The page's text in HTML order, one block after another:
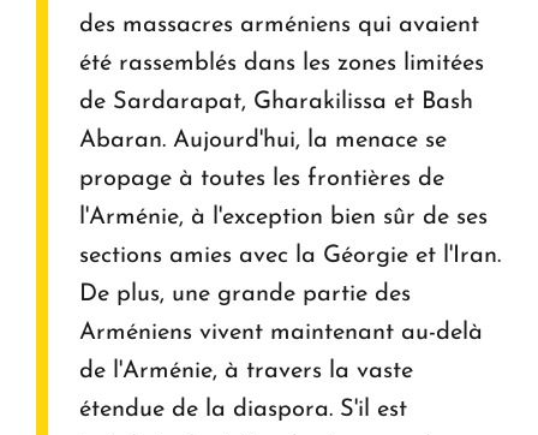
des massacres arméniens qui avaient
été rassemblés dans les zones limitées
de Sardarapat, Gharakilissa et Bash
Abaran. Aujourd'hui, la menace se
propage à toutes les frontières de
l'Arménie, à l'exception bien sûr de ses
sections amies avec la Géorgie et l'Iran.
De plus, une grande partie des
Arméniens vivent maintenant au-delà
de l'Arménie, à travers la vaste
étendue de la diaspora. S'il est